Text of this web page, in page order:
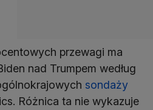
przewagi ma
nad Trumpem według
sondaży
Różnica ta nie wykazuje